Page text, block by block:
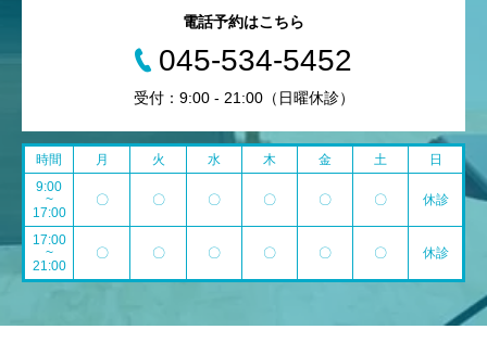
電話予約はこちら
045-534-5452
受付：9:00 - 21:00（日曜休診）
時間 月 火 水 木 金 土
日
9:00
~
17:00
〇 〇 〇 〇 〇 〇 休診
17:00
~
21:00
〇 〇 〇 〇 〇 〇 休診